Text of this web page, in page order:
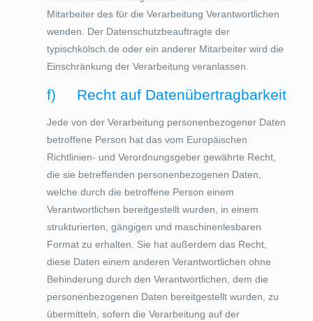
Mitarbeiter des für die Verarbeitung Verantwortlichen
wenden. Der Datenschutzbeauftragte der
typischkölsch.de oder ein anderer Mitarbeiter wird die
Einschränkung der Verarbeitung veranlassen.
f) Recht auf Datenübertragbarkeit
Jede von der Verarbeitung personenbezogener Daten
betroffene Person hat das vom Europäischen
Richtlinien- und Verordnungsgeber gewährte Recht,
die sie betreffenden personenbezogenen Daten,
welche durch die betroffene Person einem
Verantwortlichen bereitgestellt wurden, in einem
strukturierten, gängigen und maschinenlesbaren
Format zu erhalten. Sie hat außerdem das Recht,
diese Daten einem anderen Verantwortlichen ohne
Behinderung durch den Verantwortlichen, dem die
personenbezogenen Daten bereitgestellt wurden, zu
übermitteln, sofern die Verarbeitung auf der